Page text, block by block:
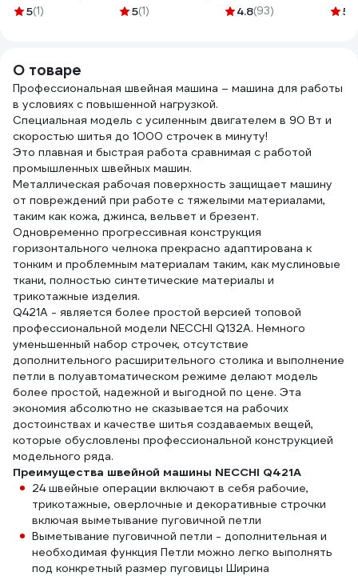
НАБОР 24 цвета, в
5(1)
242225
5(1)
EVERYDAY 28 мм
4.8(93) 5
О товаре
Профессиональная швейная машина – машина для работы
в условиях с повышенной нагрузкой.
Специальная модель с усиленным двигателем в 90 Вт и
скоростью шитья до 1000 строчек в минуту!
Это плавная и быстрая работа сравнимая с работой
промышленных швейных машин.
Металлическая рабочая поверхность защищает машину
от повреждений при работе с тяжелыми материалами,
таким как кожа, джинса, вельвет и брезент.
Одновременно прогрессивная конструкция
горизонтального челнока прекрасно адаптирована к
тонким и проблемным материалам таким, как муслиновые
ткани, полностью синтетические материалы и
трикотажные изделия.
Q421A - является более простой версией топовой
профессиональной модели NECCHI Q132A. Немного
уменьшенный набор строчек, отсутствие
дополнительного расширительного столика и выполнение
петли в полуавтоматическом режиме делают модель
более простой, надежной и выгодной по цене. Эта
экономия абсолютно не сказывается на рабочих
достоинствах и качестве шитья создаваемых вещей,
которые обусловлены профессиональной конструкцией
модельного ряда.
Преимущества швейной машины NECCHI Q421A
24 швейные операции включают в себя рабочие,
трикотажные, оверлочные и декоративные строчки
включая выметывание пуговичной петли
Выметывание пуговичной петли - дополнительная и
необходимая функция Петли можно легко выполнять
под конкретный размер пуговицы Ширина